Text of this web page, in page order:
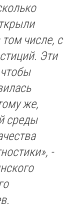
числе, с
Эти
же,
среды
-